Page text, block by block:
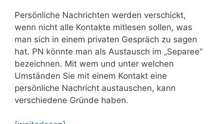
Persönliche Nachrichten werden verschickt,
wenn nicht alle Kontakte mitlesen sollen, was
man sich in einem privaten Gespräch zu sagen
hat. PN könnte man als Austausch im „Separee“
bezeichnen. Mit wem und unter welchen
Umständen Sie mit einem Kontakt eine
persönliche Nachricht austauschen, kann
verschiedene Gründe haben.